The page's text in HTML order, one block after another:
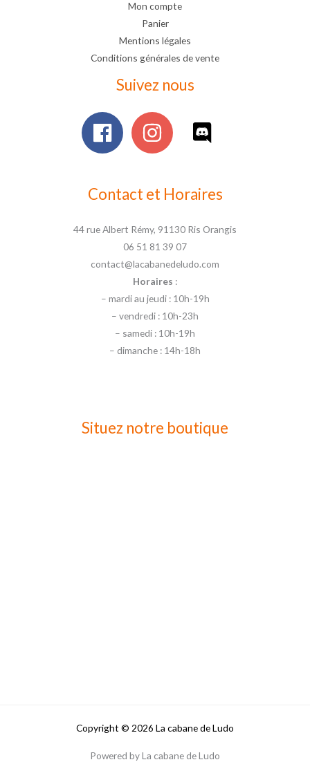
Mon compte
Panier
Mentions légales
Conditions générales de vente
Suivez nous
Contact et Horaires
44 rue Albert Rémy, 91130 Ris Orangis
06 51 81 39 07
contact@lacabanedeludo.com
Horaires :
– mardi au jeudi : 10h-19h
– vendredi : 10h-23h
– samedi : 10h-19h
– dimanche : 14h-18h
Situez notre boutique
Copyright © 2026 La cabane de Ludo
Powered by La cabane de Ludo